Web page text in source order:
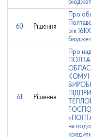
60 Рішення
Про
рік
61 Рішення
Про
на